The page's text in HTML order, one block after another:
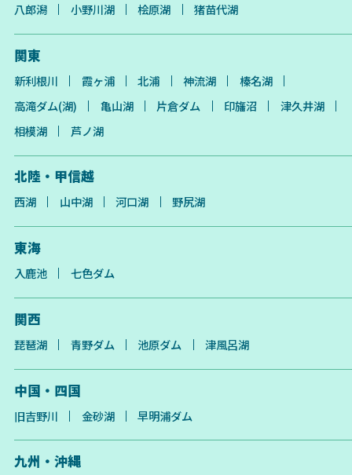
八郎潟 小野川湖 桧原湖 猪苗代湖
関東
新利根川 霞ヶ浦 北浦 神流湖
榛名湖
高滝ダム(湖)
亀山湖 片倉ダム 印旛沼
津久井湖
相模湖
芦ノ湖
北陸・甲信越
西湖 山中湖 河口湖 野尻湖
東海
入鹿池 七色ダム
関西
琵琶湖 青野ダム 池原ダム 津風呂湖
中国・四国
旧吉野川 金砂湖 早明浦ダム
九州・沖縄